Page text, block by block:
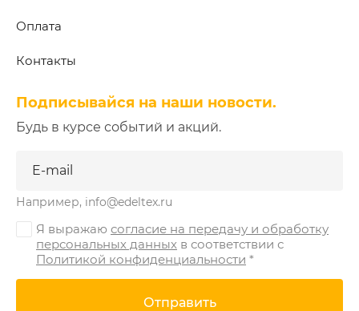
Оплата
Контакты
Подписывайся на наши новости.
Будь в курсе событий и акций.
Например, info@edeltex.ru
Отправить
Я выражаю согласие на передачу и обработку
персональных данных в соответствии с
Политикой конфиденциальности *